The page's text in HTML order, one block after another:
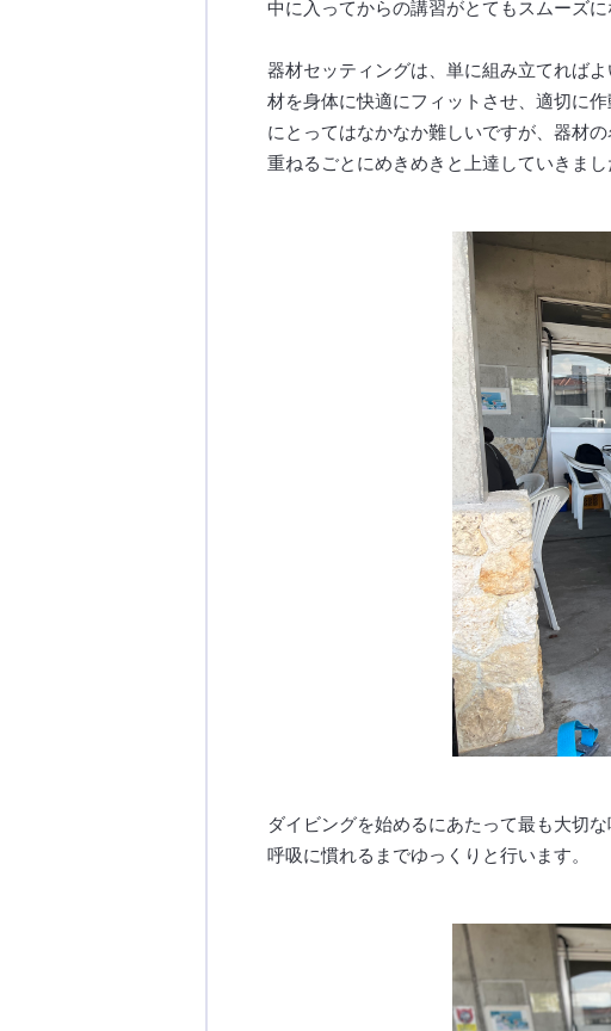
中に入ってからの講習がとてもスムーズ
器材セッティングは、単に組み立てれば
材を身体に快適にフィットさせ、適切に
にとってはなかなか難しいですが、器材
重ねるごとにめきめきと上達していきまし
ダイビングを始めるにあたって最も大切
呼吸に慣れるまでゆっくりと行います。